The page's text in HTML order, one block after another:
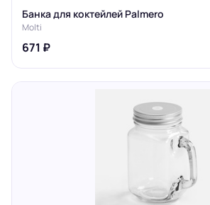
Банка для коктейлей Palmero
Molti
671 ₽